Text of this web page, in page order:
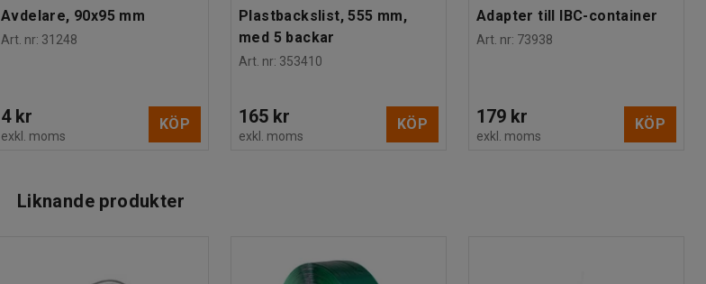
Avdelare, 90x95 mm
Art. nr: 31248
4 kr
exkl. moms
KÖP
Plastbackslist, 555 mm,
med 5 backar
Art. nr: 353410
165 kr
exkl. moms
KÖP
Adapter till IBC-container
Art. nr: 73938
179 kr
exkl. moms
KÖP
Liknande produkter